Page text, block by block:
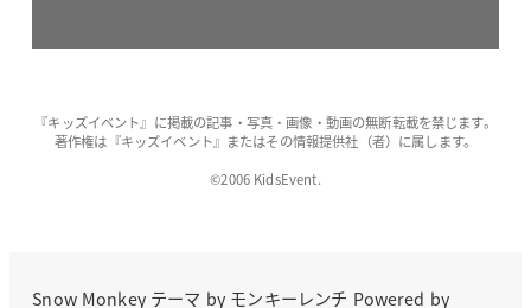
『キッズイベント』に掲載の記事・写真・画像・動画の無断転載を禁じます。
著作権は『キッズイベント』またはその情報提供社（者）に属します。
©2006 KidsEvent.
Snow Monkeyテーマ by モンキーレンチ Powered by